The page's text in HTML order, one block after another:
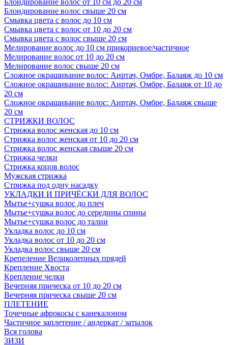
Блондирование волос от 10 см до 20 см
Блондирование волос свыше 20 см
Смывка цвета с волос до 10 см
Смывка цвета с волос от 10 до 20 см
Смывка цвета с волос свыше 20 см
Мелирование волос до 10 см прикорневое/частичное
Мелирование волос от 10 до 20 см
Мелирование волос свыше 20 см
Сложное окрашивание волос: Аиртач, Омбре, Балаяж до 10 см
Сложное окрашивание волос: Аиртач, Омбре, Балаяж от 10 до
20 см
Сложное окрашивание волос: Аиртач, Омбре, Балаяж свыше
20 см
СТРИЖКИ ВОЛОС
Стрижка волос женская до 10 см
Стрижка волос женская от 10 до 20 см
Стрижка волос женская свыше 20 см
Стрижка челки
Стрижка коцов волос
Мужская стрижка
Стрижка под одну насадку
УКЛАДКИ И ПРИЧЁСКИ ДЛЯ ВОЛОС
Мытье+сушка волос до плеч
Мытье+сушка волос до середины спины
Мытье+сушка волос до талии
Укладка волос до 10 см
Укладка волос от 10 до 20 см
Укладка волос свыше 20 см
Крепеление Великолепных прядей
Крепление Хвоста
Крепление челки
Вечерняя прическа от 10 до 20 см
Вечерняя прическа свыше 20 см
ПЛЕТЕНИЕ
Точечные афрокосы с канекалоном
Частичное заплетение / андеркат / затылок
Вся голова
ЗИЗИ